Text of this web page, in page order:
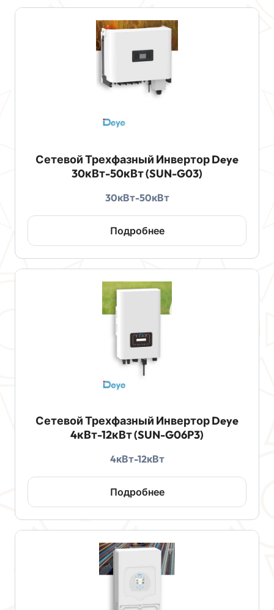
Сетевой Трехфазный Инвертор Deye
30кВт-50кВт (SUN-G03)
30кВт-50кВт
Подробнее
Сетевой Трехфазный Инвертор Deye
4кВт-12кВт (SUN-G06P3)
4кВт-12кВт
Подробнее